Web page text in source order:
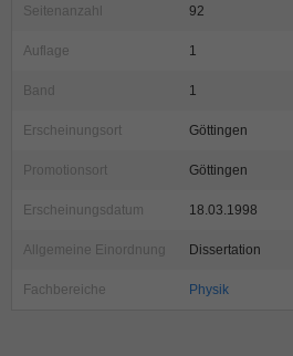
Seitenanzahl 92
Auflage 1
Band 1
Erscheinungsort Göttingen
Promotionsort Göttingen
Erscheinungsdatum 18.03.1998
Allgemeine Einordnung Dissertation
Fachbereiche Physik